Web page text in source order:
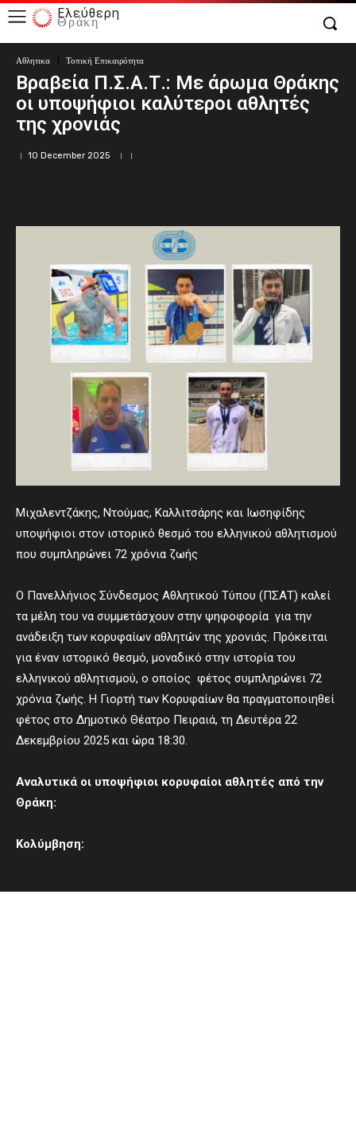
Ελεύθερη
Θράκη
Αθλητικα Τοπική Επικαιρότητα
Βραβεία Π.Σ.Α.Τ.: Με άρωμα Θράκης
οι υποψήφιοι καλύτεροι αθλητές
της χρονιάς
10 December 2025
Μιχαλεντζάκης, Ντούμας, Καλλιτσάρης και Ιωσηφίδης
υποψήφιοι στον ιστορικό θεσμό του ελληνικού αθλητισμού
που συμπληρώνει 72 χρόνια ζωής
Ο Πανελλήνιος Σύνδεσμος Αθλητικού Τύπου (ΠΣΑΤ) καλεί
τα μέλη του να συμμετάσχουν στην ψηφοφορία για την
ανάδειξη των κορυφαίων αθλητών της χρονιάς. Πρόκειται
για έναν ιστορικό θεσμό, μοναδικό στην ιστορία του
ελληνικού αθλητισμού, ο οποίος φέτος συμπληρώνει 72
χρόνια ζωής. Η Γιορτή των Κορυφαίων θα πραγματοποιηθεί
φέτος στο Δημοτικό Θέατρο Πειραιά, τη Δευτέρα 22
Δεκεμβρίου 2025 και ώρα 18:30.
Αναλυτικά οι υποψήφιοι κορυφαίοι αθλητές από την
Θράκη:
Κολύμβηση: